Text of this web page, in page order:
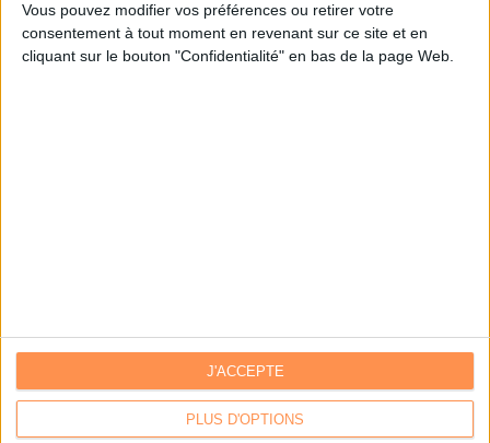
Vous pouvez modifier vos préférences ou retirer votre
consentement à tout moment en revenant sur ce site et en
cliquant sur le bouton "Confidentialité" en bas de la page Web.
PLUS D'OPTIONS
J'ACCEPTE
Je m'inscris sur Archimag.com
Communiquer avec Archimag|Communiquer avec ACE